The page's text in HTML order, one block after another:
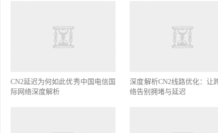
CN2延迟为何如此优秀中国电信国
际网络深度解析
深度解析CN2线路优化：让
络告别拥堵与延迟